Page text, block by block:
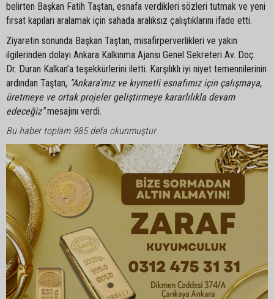
belirten Başkan Fatih Taştan, esnafa verdikleri sözleri tutmak ve yeni
fırsat kapıları aralamak için sahada aralıksız çalıştıklarını ifade etti.
Ziyaretin sonunda Başkan Taştan, misafirperverlikleri ve yakın
ilgilerinden dolayı Ankara Kalkınma Ajansı Genel Sekreteri Av. Doç.
Dr. Duran Kalkan’a teşekkürlerini iletti. Karşılıklı iyi niyet temennilerinin
ardından Taştan, "Ankara'mız ve kıymetli esnafımız için çalışmaya,
üretmeye ve ortak projeler geliştirmeye kararlılıkla devam
edeceğiz"mesajını verdi.
Bu haber toplam 985 defa okunmuştur